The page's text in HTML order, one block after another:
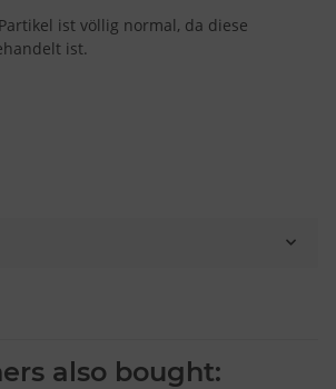
ist völlig normal, da diese
ist.
also bought: